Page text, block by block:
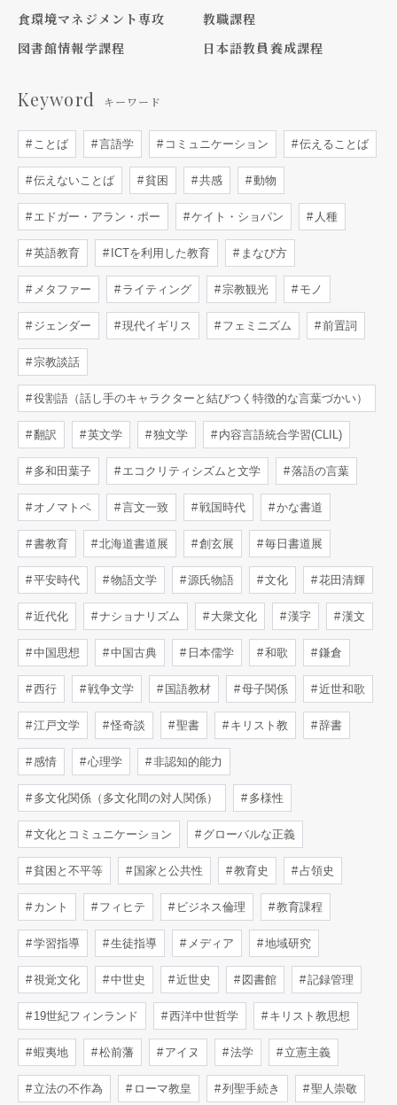
食環境マネジメント専攻
教職課程
図書館情報学課程
日本語教員養成課程
Keyword キーワード
ことば 言語学 コミュニケーション 伝えることば
伝えないことば 貧困 共感 動物
エドガー・アラン・ポー ケイト・ショパン 人種
英語教育 ICTを利用した教育 まなび方
メタファー ライティング 宗教観光 モノ
ジェンダー 現代イギリス フェミニズム 前置詞
宗教談話
役割語（話し手のキャラクターと結びつく特徴的な言葉づかい）
翻訳 英文学 独文学 内容言語統合学習(CLIL)
多和田葉子 エコクリティシズムと文学 落語の言葉
オノマトペ 言文一致 戦国時代 かな書道
書教育 北海道書道展 創玄展 毎日書道展
平安時代 物語文学 源氏物語 文化 花田清輝
近代化 ナショナリズム 大衆文化 漢字 漢文
中国思想 中国古典 日本儒学 和歌 鎌倉
西行 戦争文学 国語教材 母子関係 近世和歌
江戸文学 怪奇談 聖書 キリスト教 辞書
感情 心理学 非認知的能力
多文化関係（多文化間の対人関係） 多様性
文化とコミュニケーション グローバルな正義
貧困と不平等 国家と公共性 教育史 占領史
カント フィヒテ ビジネス倫理 教育課程
学習指導 生徒指導 メディア 地域研究
視覚文化 中世史 近世史 図書館 記録管理
19世紀フィンランド 西洋中世哲学 キリスト教思想
蝦夷地 松前藩 アイヌ 法学 立憲主義
立法の不作為 ローマ教皇 列聖手続き 聖人崇敬